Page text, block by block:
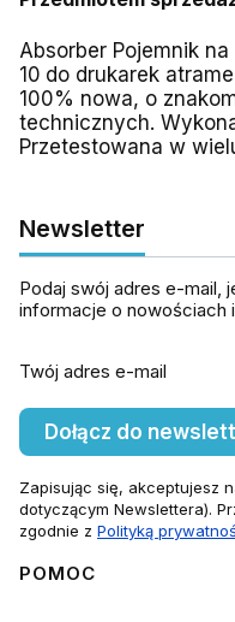
Absorber Pojemnik
10 do drukarek
100% nowa, o
technicznych.
Przetestowana w
Newsletter
Podaj swój adres e-mail,
informacje o nowościach
Twój adres e-mail
Dołącz do
Zapisując się, akceptujesz
dotyczącym Newslettera).
zgodnie z Polityką
Linki w stopce
POMOC